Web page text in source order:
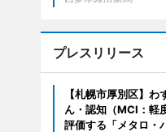
プレスリリース
【札幌市厚別区】
ん・認知（MCI：軽
評価する「メタロ・